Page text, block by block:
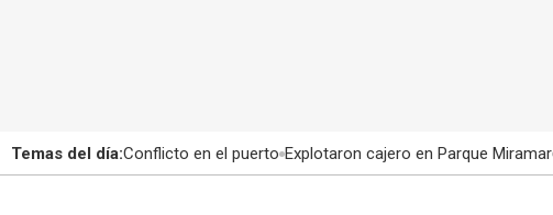
Temas del día:Conflicto en el puerto Explotaron cajero en Parque Miramar